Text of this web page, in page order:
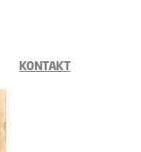
KONTAKT